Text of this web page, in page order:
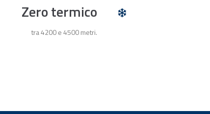
Zero termico
tra 4200 e 4500 metri.